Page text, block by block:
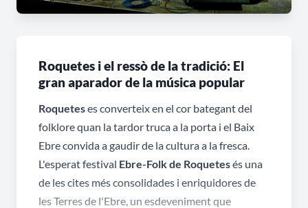
Roquetes i el ressò de la tradició: El
gran aparador de la música popular
Roqueteses converteix en el cor bategant del
folklore quan la tardor truca a la porta i el Baix
Ebre convida a gaudir de la cultura a la fresca.
L'esperat festival Ebre-Folk de Roquetesés una
de les cites més consolidades i enriquidores de
les Terres de l'Ebre, un esdeveniment que